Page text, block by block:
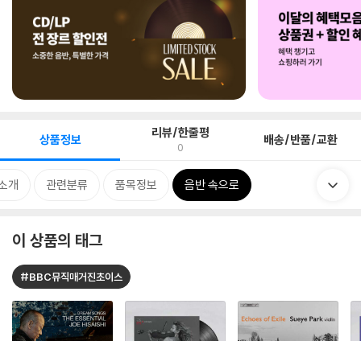
상품정보 리뷰/한줄평
0 배송/반품/교환
개 관련분류 품목정보 음반 속으로
이 상품의 태그
#BBC뮤직매거진초이스